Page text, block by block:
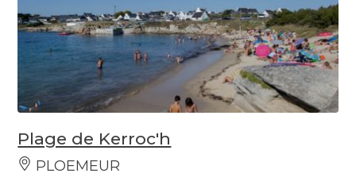
Plage de Kerroc'h
PLOEMEUR